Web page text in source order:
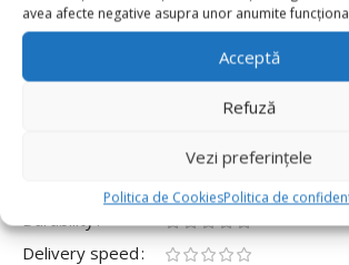
avea afecte negative asupra unor anumite
Acceptă
Refuză
Vezi preferințele
Politica de CookiesPolitica de
Fii primul care scrii o recenzie pentru
56cm x 74cm, Coroana Roz”
Adresa ta de email nu va fi publicată.
Value for money
Delivery speed